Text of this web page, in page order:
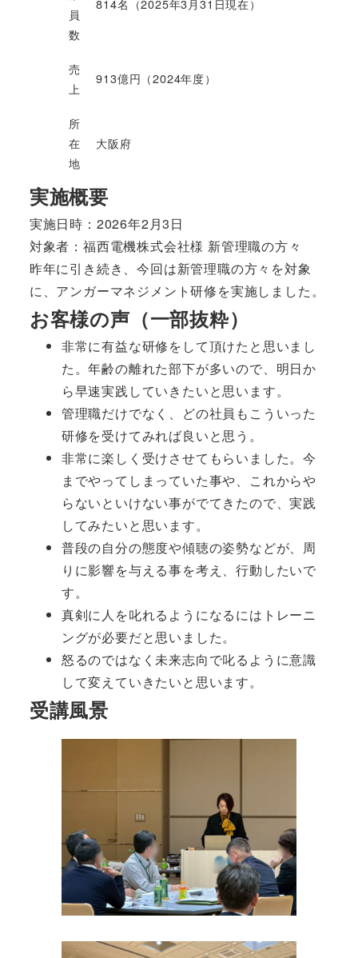
員
数
814名（2025年3月31日現在）
売
上
913億円（2024年度）
所
在
地
大阪府
実施概要
実施日時：2026年2月3日
対象者：福西電機株式会社様 新管理職の方々
昨年に引き続き、今回は新管理職の方々を対象
に、アンガーマネジメント研修を実施しました。
お客様の声（一部抜粋）
非常に有益な研修をして頂けたと思いまし
た。年齢の離れた部下が多いので、明日か
ら早速実践していきたいと思います。
管理職だけでなく、どの社員もこういった
研修を受けてみれば良いと思う。
非常に楽しく受けさせてもらいました。今
までやってしまっていた事や、これからや
らないといけない事がでてきたので、実践
してみたいと思います。
普段の自分の態度や傾聴の姿勢などが、周
りに影響を与える事を考え、行動したいで
す。
真剣に人を叱れるようになるにはトレーニ
ングが必要だと思いました。
怒るのではなく未来志向で叱るように意識
して変えていきたいと思います。
受講風景